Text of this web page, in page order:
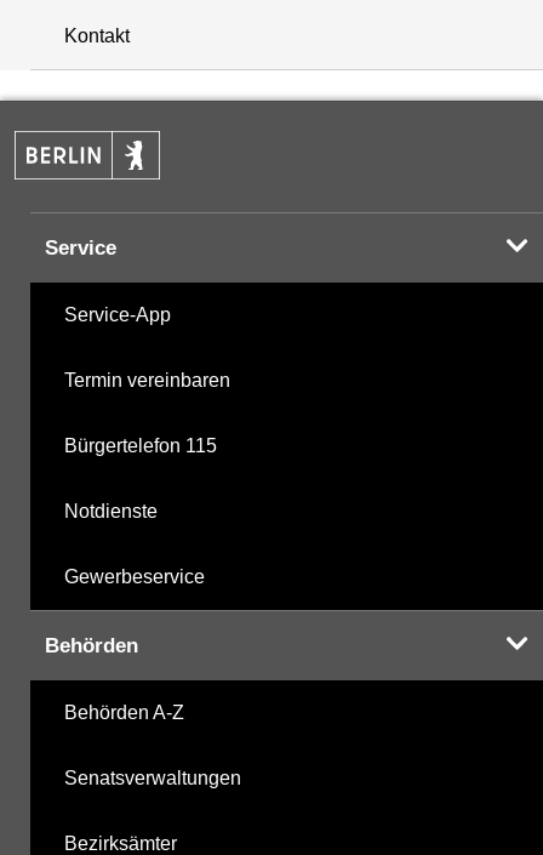
+
−
Kontakt
Service
Service-App
Termin vereinbaren
Bürgertelefon 115
Notdienste
Gewerbeservice
Behörden
Behörden A-Z
Senatsverwaltungen
Bezirksämter